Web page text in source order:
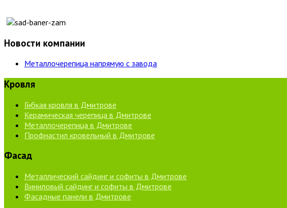
Новости компании
Металлочерепица напрямую с завода
Кровля
Гибкая кровля в Дмитрове
Керамическая черепица в Дмитрове
Металлочерепица в Дмитрове
Профнастил кровельный в Дмитрове
Фасад
Металлический сайдинг и софиты в Дмитрове
Виниловый сайдинг и софиты в Дмитрове
Фасадные панели в Дмитрове